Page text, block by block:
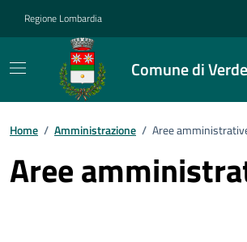
Regione Lombardia
Comune di
Home / Amministrazione / Aree
Aree